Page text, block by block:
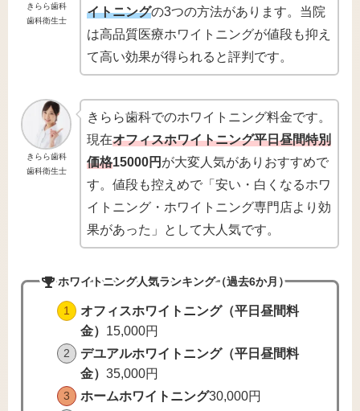
きらら歯科
歯科衛生士
イトニングの3つの方法があります。当院
は高品質医療ホワイトニングが値段も抑え
て高い効果が得られると評判です。
きらら歯科
歯科衛生士
きらら歯科でのホワイトニング料金です。
現在オフィスホワイトニング平日昼間特別
価格15000円 が大変人気がありおすすめで
す。値段も控えめで「安い・白くなるホワ
イトニング・ホワイトニング専門店より効
果があった」として大人気です。
ホワイトニング人気ランキング（過去6か月）
オフィスホワイトニング（平日昼間料
金） 15,000円
デユアルホワイトニング（平日昼間料
金） 35,000円
ホームホワイトニング30,000円